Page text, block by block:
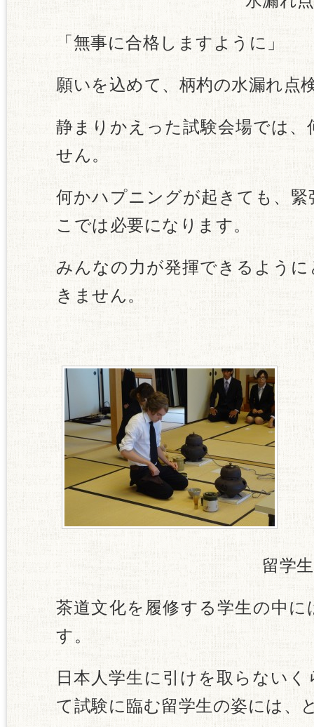
「無事に合格しますように」
願いを込めて、柄杓の水漏れ点
静まりかえった試験会場では
せん。
何かハプニングが起きても、
こでは必要になります。
みんなの力が発揮できるよう
きません。
留学生も
茶道文化を履修する学生の中
す。
日本人学生に引けを取らない
て試験に臨む留学生の姿には、